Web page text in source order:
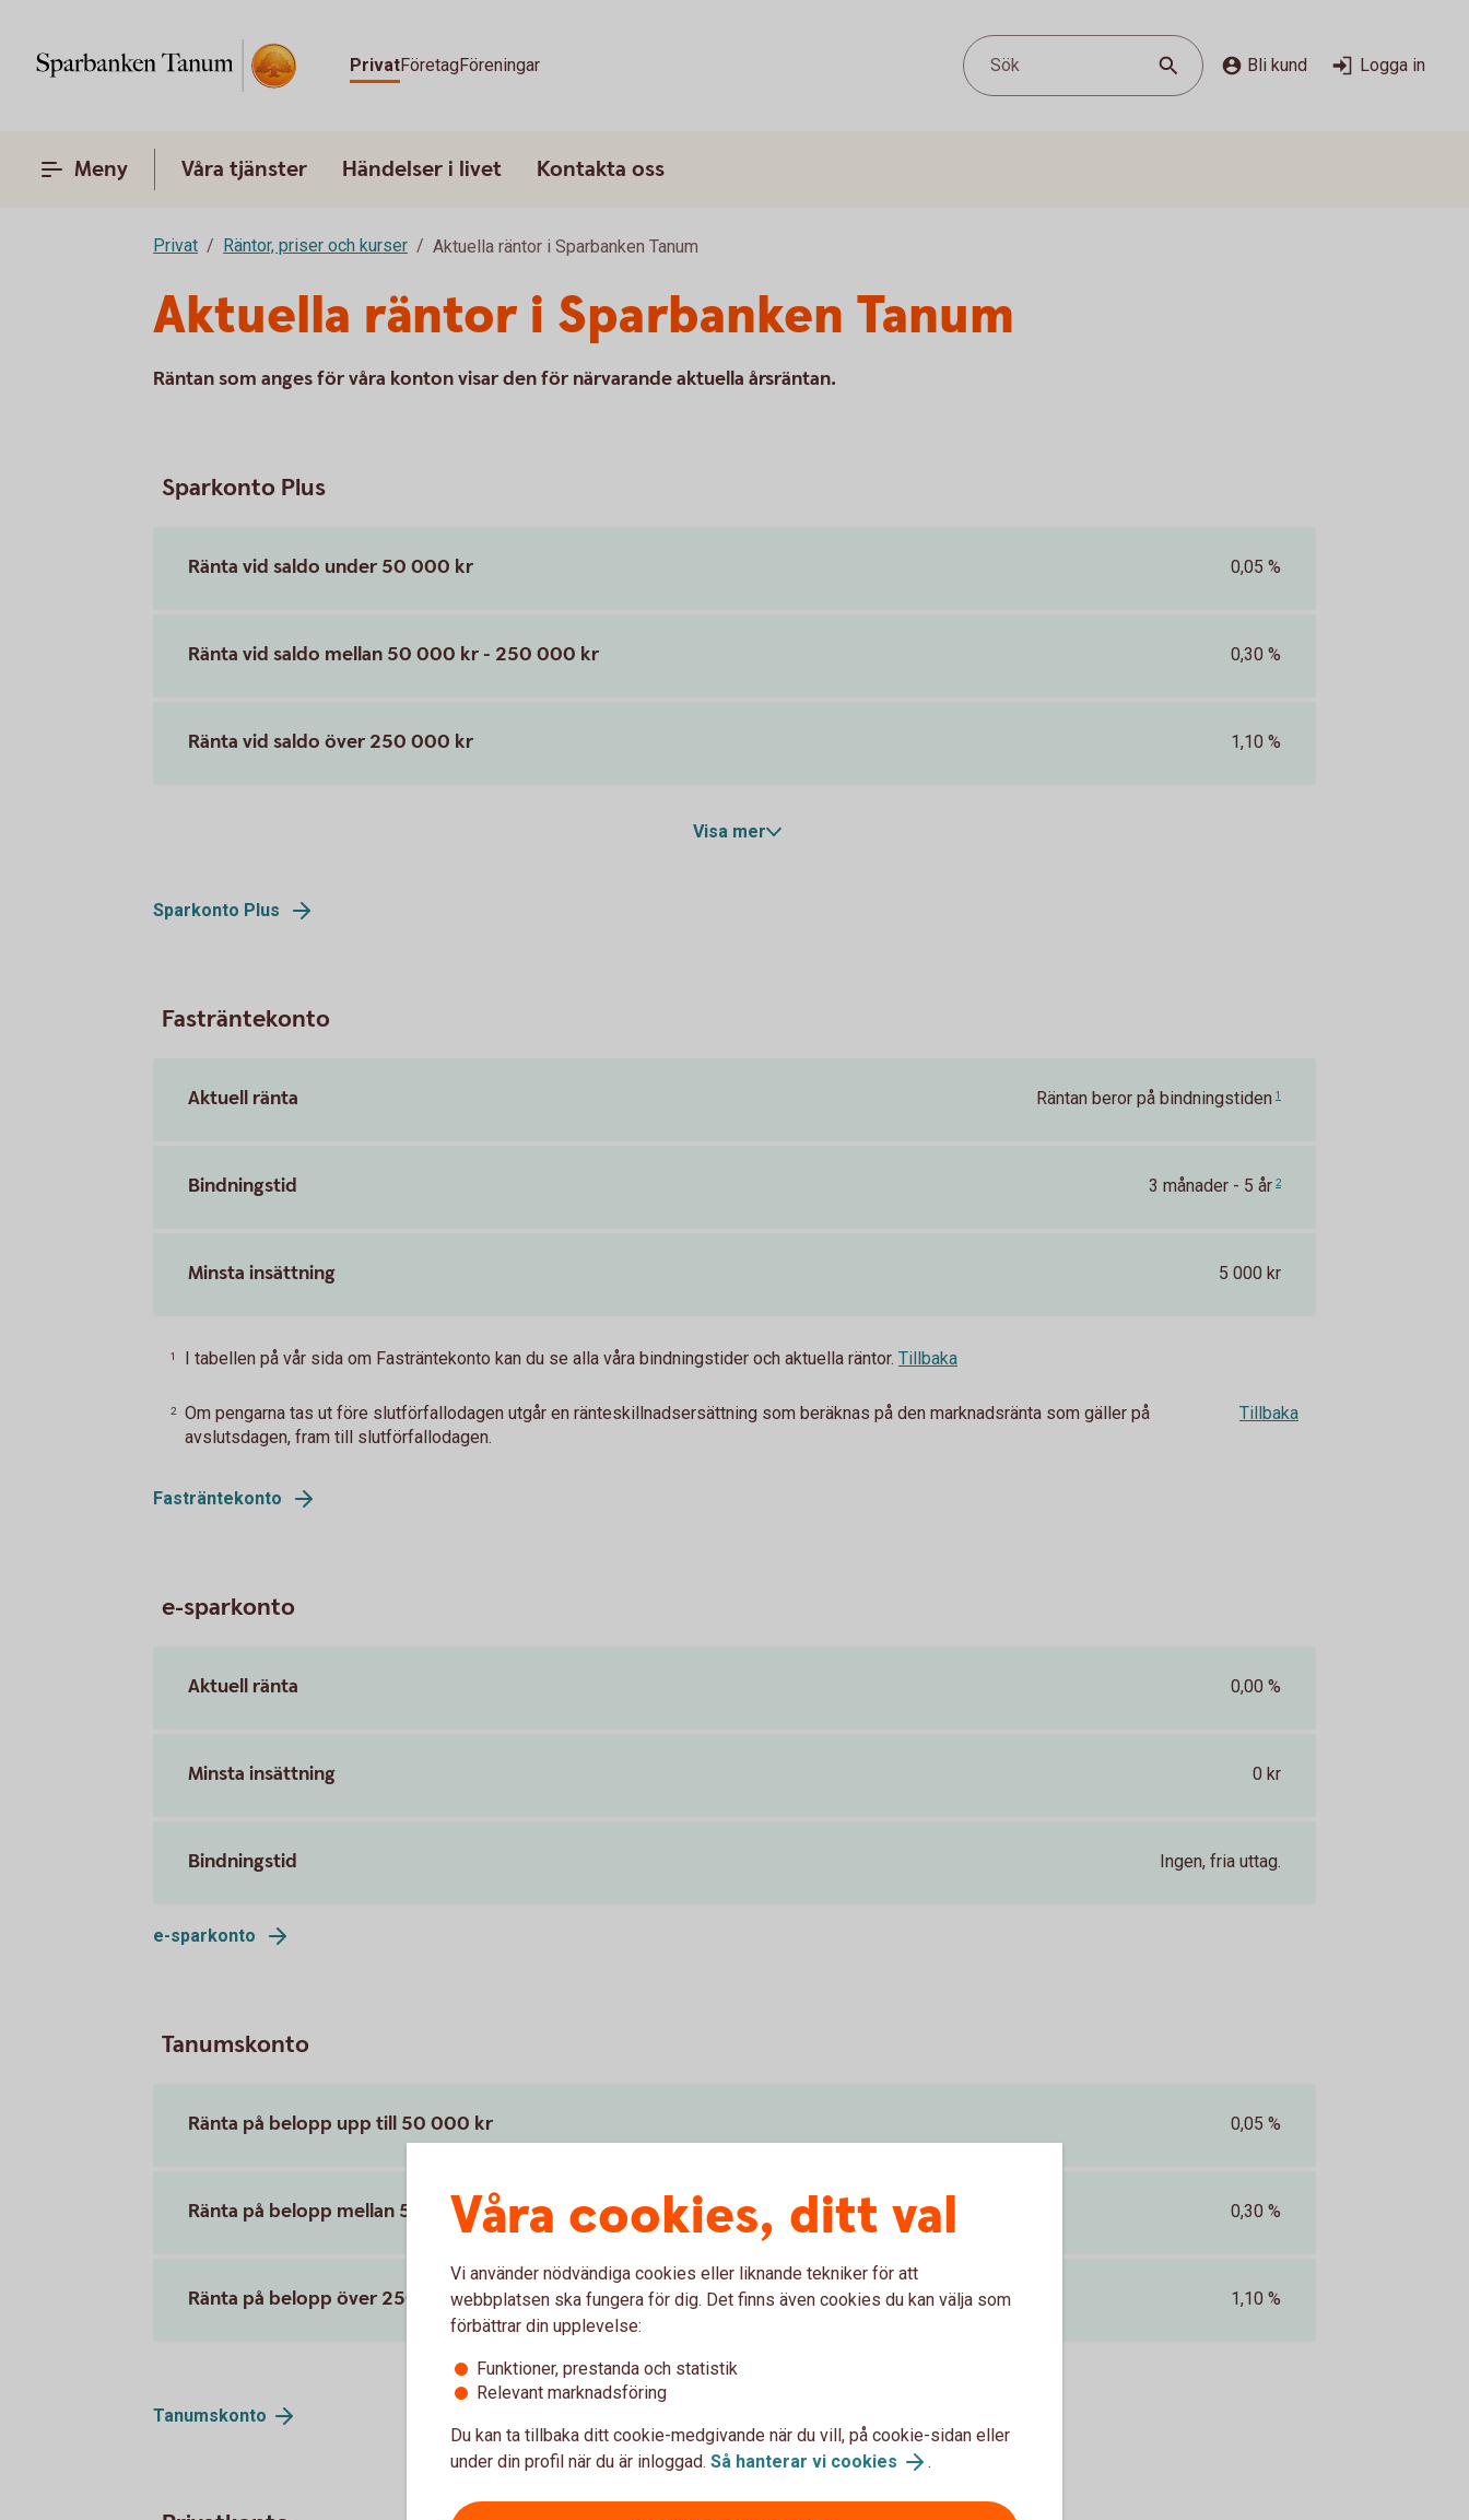
PrivatFöretagFöreningar Sök Bli kund Logga in
Meny Våra tjänster Händelser i livet Kontakta oss
Privat Räntor, priser och kurser Aktuella räntor i Sparbanken Tanum
Aktuella räntor i Sparbanken Tanum
Räntan som anges för våra konton visar den för närvarande aktuella årsräntan.
Sparkonto Plus
Ränta vid saldo under 50 000 kr 0,05 %
Ränta vid saldo mellan 50 000 kr - 250 000 kr 0,30 %
Ränta vid saldo över 250 000 kr 1,10 %
Visa mer
Sparkonto Plus
Fasträntekonto
Aktuell ränta Räntan beror på bindningstiden 1
Bindningstid 3 månader - 5 år 2
Minsta insättning 5 000 kr
1 I tabellen på vår sida om Fasträntekonto kan du se alla våra bindningstider och aktuella räntor. Tillbaka
2
Om pengarna tas ut före slutförfallodagen utgår en ränteskillnadsersättning som beräknas på den marknadsränta som gäller på
avslutsdagen, fram till slutförfallodagen.
Tillbaka
Fasträntekonto
e-sparkonto
Aktuell ränta 0,00 %
Minsta insättning 0 kr
Bindningstid Ingen, fria uttag.
e-sparkonto
Tanumskonto
Ränta på belopp upp till 50 000 kr 0,05 %
Ränta på belopp mellan 50 000 kr - 250 000 kr 0,30 %
Ränta på belopp över 250 000 kr 1,10 %
Tanumskonto
Våra cookies, ditt val
Vi använder nödvändiga cookies eller liknande tekniker för att
webbplatsen ska fungera för dig. Det finns även cookies du kan välja som
förbättrar din upplevelse:
Funktioner, prestanda och statistik
Relevant marknadsföring
Du kan ta tillbaka ditt cookie-medgivande när du vill, på cookie-sidan eller
under din profil när du är inloggad. Så hanterar vi cookies .